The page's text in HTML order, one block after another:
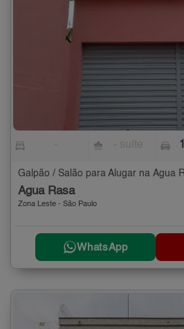
Galpão / Salão para Alugar na Água
Água Rasa
Zona Leste - São Paulo
WhatsApp